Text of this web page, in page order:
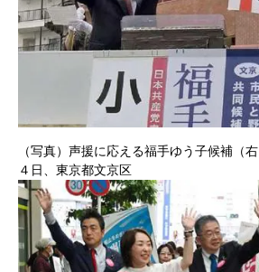
（写真）声援に応える福手ゆう子候補（
４日、東京都文京区